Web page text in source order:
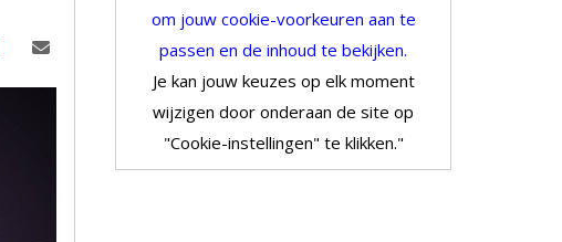
om jouw cookie-voorkeuren aan te
passen en de inhoud te bekijken.
Je kan jouw keuzes op elk moment
wijzigen door onderaan de site op
"Cookie-instellingen" te klikken."